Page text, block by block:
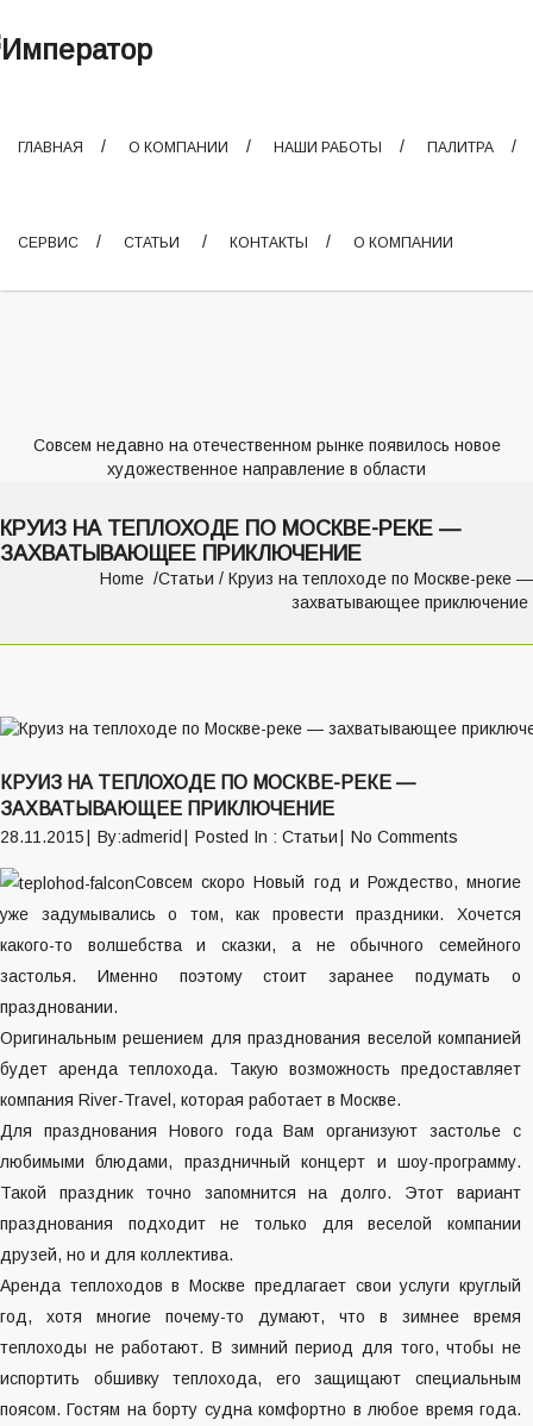
ГЛАВНАЯ О КОМПАНИИ НАШИ РАБОТЫ ПАЛИТРА
СЕРВИС СТАТЬИ КОНТАКТЫ О КОМПАНИИ
Совсем недавно на отечественном рынке появилось новое
художественное направление в области
КРУИЗ НА ТЕПЛОХОДЕ ПО МОСКВЕ-РЕКЕ —
ЗАХВАТЫВАЮЩЕЕ ПРИКЛЮЧЕНИЕ
Home Статьи / Круиз на теплоходе по Москве-реке —
захватывающее приключение
КРУИЗ НА ТЕПЛОХОДЕ ПО МОСКВЕ-РЕКЕ —
ЗАХВАТЫВАЮЩЕЕ ПРИКЛЮЧЕНИЕ
28.11.2015 By:admerid Posted In : Статьи No Comments
Совсем скоро Новый год и Рождество, многие
уже задумывались о том, как провести праздники. Хочется
какого-то волшебства и сказки, а не обычного семейного
застолья. Именно поэтому стоит заранее подумать о
праздновании.
Оригинальным решением для празднования веселой компанией
будет аренда теплохода. Такую возможность предоставляет
компания River-Travel, которая работает в Москве.
Для празднования Нового года Вам организуют застолье с
любимыми блюдами, праздничный концерт и шоу-программу.
Такой праздник точно запомнится на долго. Этот вариант
празднования подходит не только для веселой компании
друзей, но и для коллектива.
Аренда теплоходов в Москве предлагает свои услуги круглый
год, хотя многие почему-то думают, что в зимнее время
теплоходы не работают. В зимний период для того, чтобы не
испортить обшивку теплохода, его защищают специальным
поясом. Гостям на борту судна комфортно в любое время года.